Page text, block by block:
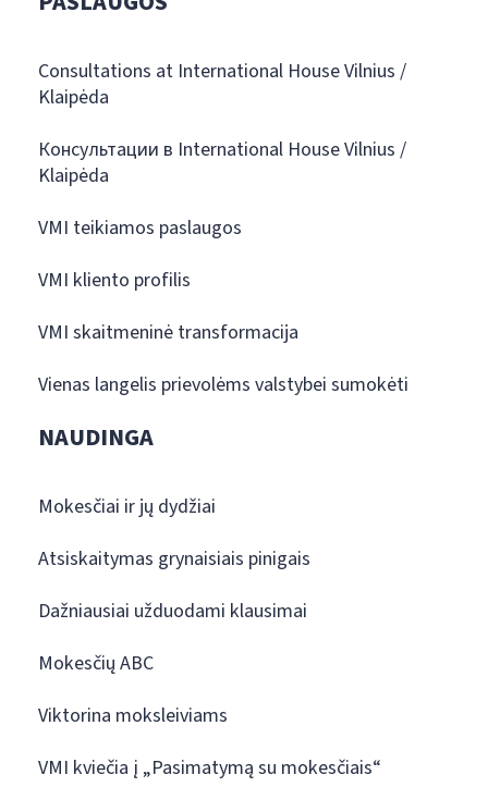
Consultations at International House Vilnius /
Klaipėda
Консультации в International House Vilnius /
Klaipėda
VMI teikiamos paslaugos
VMI kliento profilis
VMI skaitmeninė transformacija
Vienas langelis prievolėms valstybei sumokėti
NAUDINGA
Mokesčiai ir jų dydžiai
Atsiskaitymas grynaisiais pinigais
Dažniausiai užduodami klausimai
Mokesčių ABC
Viktorina moksleiviams
VMI kviečia į „Pasimatymą su mokesčiais“